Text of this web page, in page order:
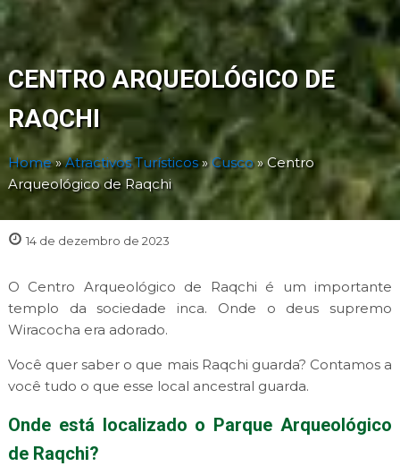
CENTRO ARQUEOLÓGICO DE
RAQCHI
Home»Atractivos Turísticos»Cusco»Centro
Arqueológico de Raqchi
14 de dezembro de 2023
O Centro Arqueológico de Raqchi é um importante
templo da sociedade inca. Onde o deus supremo
Wiracocha era adorado.
Você quer saber o que mais Raqchi guarda? Contamos a
você tudo o que esse local ancestral guarda.
Onde está localizado o Parque Arqueológico
de Raqchi?